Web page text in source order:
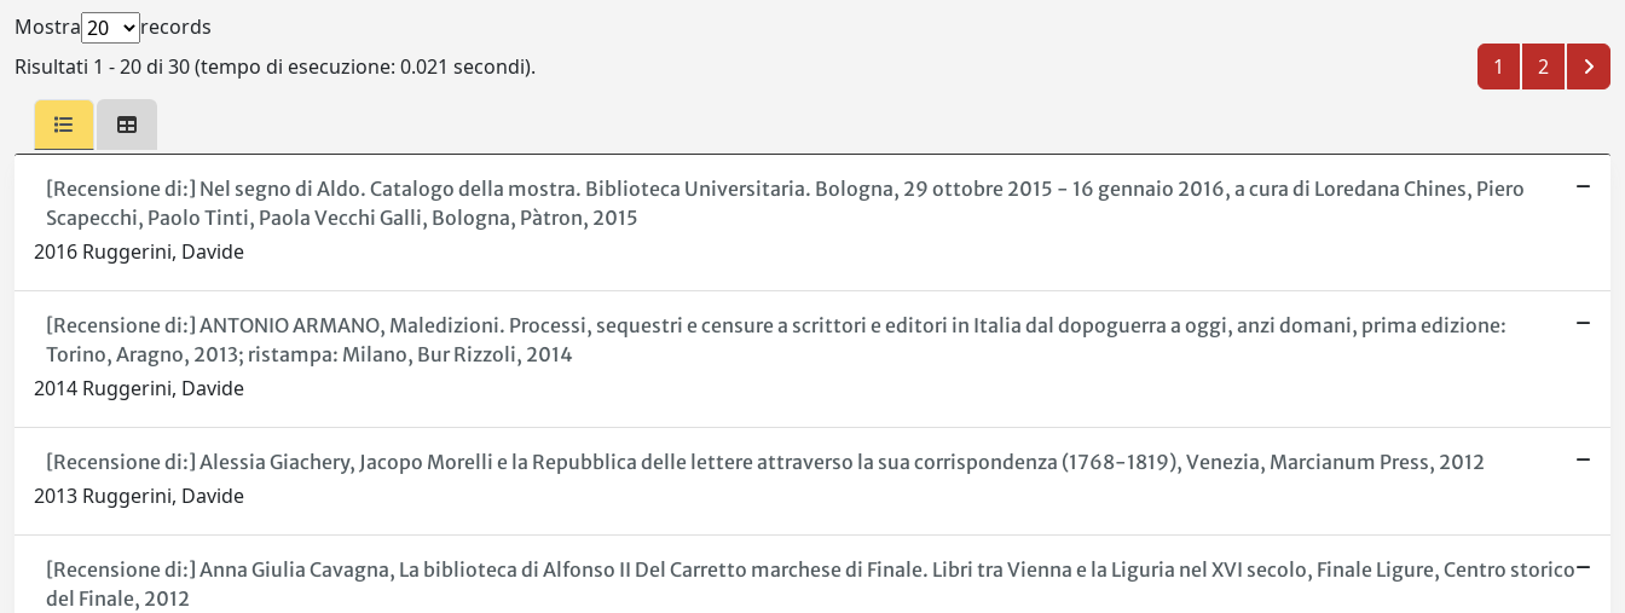
Mostra
records
Risultati 1 - 20 di 30 (tempo di esecuzione: 0.021 secondi).
1 2
[Recensione di:] Nel segno di Aldo. Catalogo della mostra. Biblioteca Universitaria. Bologna, 29 ottobre 2015 - 16 gennaio 2016, a cura di Loredana Chines, Piero
Scapecchi, Paolo Tinti, Paola Vecchi Galli, Bologna, Pàtron, 2015
2016 Ruggerini, Davide
[Recensione di:] ANTONIO ARMANO, Maledizioni. Processi, sequestri e censure a scrittori e editori in Italia dal dopoguerra a oggi, anzi domani, prima edizione:
Torino, Aragno, 2013; ristampa: Milano, Bur Rizzoli, 2014
2014 Ruggerini, Davide
[Recensione di:] Alessia Giachery, Jacopo Morelli e la Repubblica delle lettere attraverso la sua corrispondenza (1768-1819), Venezia, Marcianum Press, 2012
2013 Ruggerini, Davide
[Recensione di:] Anna Giulia Cavagna, La biblioteca di Alfonso II Del Carretto marchese di Finale. Libri tra Vienna e la Liguria nel XVI secolo, Finale Ligure, Centro storico
del Finale, 2012